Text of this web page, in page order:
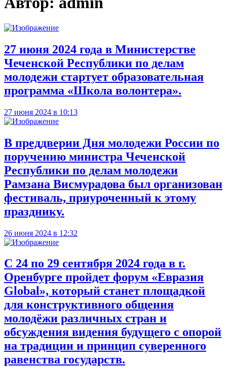
27 июня 2024 года в Министерстве
Чеченской Республики по делам
молодежи стартует образовательная
программа «Школа волонтера».
27 июня 2024 в 10:13
В преддверии Дня молодежи России по
поручению министра Чеченской
Республики по делам молодежи
Рамзана Висмурадова был организован
фестиваль, приуроченный к этому
празднику.
26 июня 2024 в 12:32
С 24 по 29 сентября 2024 года в г.
Оренбурге пройдет форум «Евразия
Global», который станет площадкой
для конструктивного общения
молодёжи различных стран и
обсуждения видения будущего с опорой
на традиции и принцип суверенного
равенства государств.